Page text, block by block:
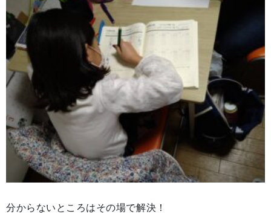
分からないところはその場で解決！